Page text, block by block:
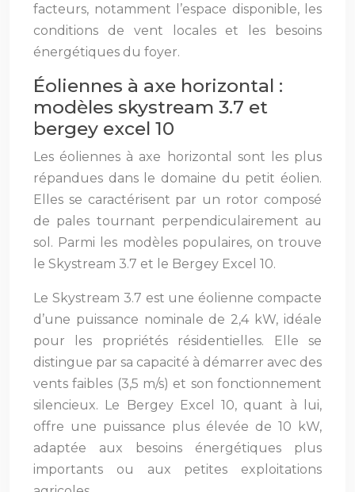
facteurs, notamment l’espace disponible, les
conditions de vent locales et les besoins
énergétiques du foyer.
Éoliennes à axe horizontal :
modèles skystream 3.7 et
bergey excel 10
Les éoliennes à axe horizontal sont les plus
répandues dans le domaine du petit éolien.
Elles se caractérisent par un rotor composé
de pales tournant perpendiculairement au
sol. Parmi les modèles populaires, on trouve
le Skystream 3.7 et le Bergey Excel 10.
Le Skystream 3.7 est une éolienne compacte
d’une puissance nominale de 2,4 kW, idéale
pour les propriétés résidentielles. Elle se
distingue par sa capacité à démarrer avec des
vents faibles (3,5 m/s) et son fonctionnement
silencieux. Le Bergey Excel 10, quant à lui,
offre une puissance plus élevée de 10 kW,
adaptée aux besoins énergétiques plus
importants ou aux petites exploitations